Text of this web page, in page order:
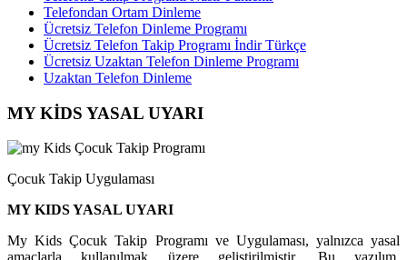
Telefondan Ortam Dinleme
Ücretsiz Telefon Dinleme Programı
Ücretsiz Telefon Takip Programı İndir Türkçe
Ücretsiz Uzaktan Telefon Dinleme Programı
Uzaktan Telefon Dinleme
MY KİDS YASAL UYARI
Çocuk Takip Uygulaması
MY KIDS YASAL UYARI
My Kids Çocuk Takip Programı ve Uygulaması, yalnızca yasal